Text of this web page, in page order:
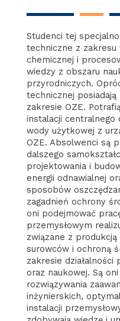
Studenci tej
techniczne z zakresu
chemicznej i
wiedzy z obszaru
przyrodniczych.
technicznej
zakresie OZE.
instalacji centralnego
wody użytkowej z
OZE. Absolwenci są
dalszego
projektowania i
energii odnawialnej
sposobów
zagadnień ochrony
oni podejmować
przemysłowym
związane z
surowców i ochroną
zakresie
oraz naukowej. Są
rozwiązywania
inżynierskich,
instalacji